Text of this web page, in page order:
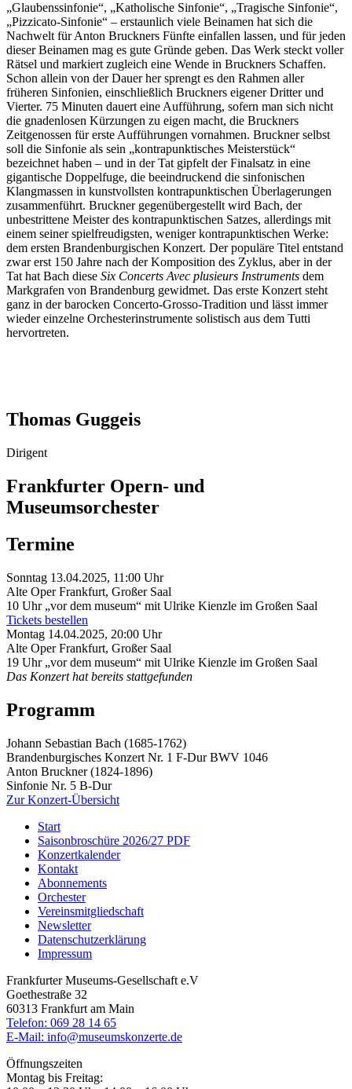
„Glaubenssinfonie“, „Katholische Sinfonie“, „Tragische Sinfonie“,
„Pizzicato-Sinfonie“ – erstaunlich viele Beinamen hat sich die
Nachwelt für Anton Bruckners Fünfte einfallen lassen, und für jeden
dieser Beinamen mag es gute Gründe geben. Das Werk steckt voller
Rätsel und markiert zugleich eine Wende in Bruckners Schaffen.
Schon allein von der Dauer her sprengt es den Rahmen aller
früheren Sinfonien, einschließlich Bruckners eigener Dritter und
Vierter. 75 Minuten dauert eine Aufführung, sofern man sich nicht
die gnadenlosen Kürzungen zu eigen macht, die Bruckners
Zeitgenossen für erste Aufführungen vornahmen. Bruckner selbst
soll die Sinfonie als sein „kontrapunktisches Meisterstück“
bezeichnet haben – und in der Tat gipfelt der Finalsatz in eine
gigantische Doppelfuge, die beeindruckend die sinfonischen
Klangmassen in kunstvollsten kontrapunktischen Überlagerungen
zusammenführt. Bruckner gegenübergestellt wird Bach, der
unbestrittene Meister des kontrapunktischen Satzes, allerdings mit
einem seiner spielfreudigsten, weniger kontrapunktischen Werke:
dem ersten Brandenburgischen Konzert. Der populäre Titel entstand
zwar erst 150 Jahre nach der Komposition des Zyklus, aber in der
Tat hat Bach diese Six Concerts Avec plusieurs Instruments dem
Markgrafen von Brandenburg gewidmet. Das erste Konzert steht
ganz in der barocken Concerto-Grosso-Tradition und lässt immer
wieder einzelne Orchesterinstrumente solistisch aus dem Tutti
hervortreten.
Thomas Guggeis
Dirigent
Frankfurter Opern- und
Museumsorchester
Termine
Sonntag 13.04.2025, 11:00 Uhr
Alte Oper Frankfurt, Großer Saal
10 Uhr „vor dem museum“ mit Ulrike Kienzle im Großen Saal
Tickets bestellen
Montag 14.04.2025, 20:00 Uhr
Alte Oper Frankfurt, Großer Saal
19 Uhr „vor dem museum“ mit Ulrike Kienzle im Großen Saal
Das Konzert hat bereits stattgefunden
Programm
Johann Sebastian Bach (1685-1762)
Brandenburgisches Konzert Nr. 1 F-Dur BWV 1046
Anton Bruckner (1824-1896)
Sinfonie Nr. 5 B-Dur
Zur Konzert-Übersicht
Start
Saisonbroschüre 2026/27 PDF
Konzertkalender
Kontakt
Abonnements
Orchester
Vereinsmitgliedschaft
Newsletter
Datenschutzerklärung
Impressum
Frankfurter Museums-Gesellschaft e.V
Goethestraße 32
60313 Frankfurt am Main
Telefon: 069 28 14 65
E-Mail: info@museumskonzerte.de
Öffnungszeiten
Montag bis Freitag: